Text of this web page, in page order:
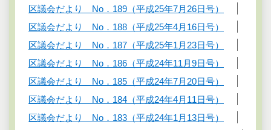
区議会だより No．189（平成25年7月26日号）
区議会だより No．188（平成25年4月16日号）
区議会だより No．187（平成25年1月23日号）
区議会だより No．186（平成24年11月9日号）
区議会だより No．185（平成24年7月20日号）
区議会だより No．184（平成24年4月11日号）
区議会だより No．183（平成24年1月13日号）